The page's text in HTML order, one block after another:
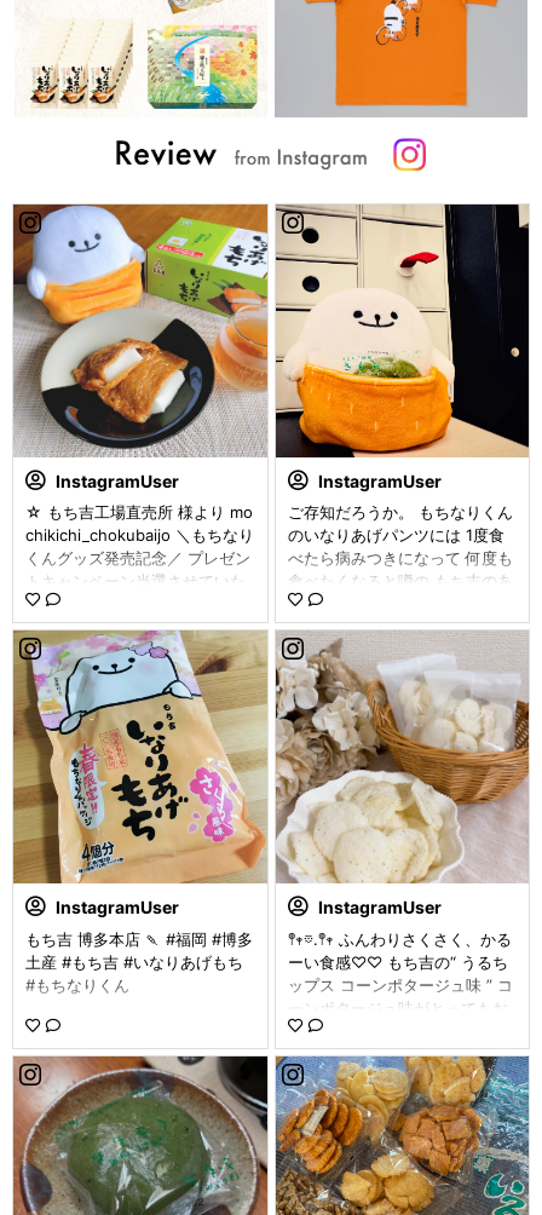
InstagramUser
☆ もち吉工場直売所 様より mo
chikichi_chokubaijo ＼もちなり
くんグッズ発売記念／ プレゼン
トキャンペーン当選させていた
だきました🎁 🔸もちなりくんの
ぬいぐるみ 🔸いなりあげもち(1
箱) もちなりくん可愛いよ🧡 揚
げさん着脱できるよ😆 触り心地
もモチっとしてて気持ちいいよ♪
いなりあげもちは パッケージも
可愛い〜 揚げさんにじゅわ〜っ
と甘じょっぱい味が染み込んで
いて お餅と最高の組み合わせで
美味しかったです😋 いなりあげ
もち大好きでご縁があってとっ
ても嬉しかったです😊🍀 ありが
とうございました✨ ． #もち吉
#いなりあげもち #もちなりくん
InstagramUser
ご存知だろうか。 もちなりくん
のいなりあげパンツには 1度食
べたら病みつきになって 何度も
食べたくなると噂の もち吉のあ
の「くさもち」が ピッタリジャ
ストフィットということを。 ⁡
こういう使い道だったのかーー
ー！（ちがう） ⁡ ちなみに私は
おしりもちなりくんが1番好きな
んですが あまり人気がないと聞
いてしょんぼりしました。 ⁡ い
いの私が推すから。 ⁡ 毎日癒さ
れるもちなりくんなのでした。
草もちは営業Tさんの差し入れ
です感謝🙏✨ ⁡ #もち吉 #もちな
りくん #もち吉の草もち #もち
吉もぐもぐ ⁡
InstagramUser
もち吉 博多本店 🍡 #福岡 #博多
土産 #もち吉 #いなりあげもち
#もちなりくん
InstagramUser
𖤣𖥧𖡼.𖤣𖥧 ふんわりさくさく、かる
ーい食感♡♡ もち吉の“ うるち
ップス コーンポタージュ味 ” コ
ーンポタージュ味がとってもお
いしくて ついつい手が伸びちゃ
う...♡ 濃すぎず薄すぎずな絶妙
な味付け🌽 さくふわ食感がたま
らない.ᐟ.ᐟ やみつきになること
間違いなしだよ🥹 息子もだいす
きで これ！これ！と 次々手を
伸ばしてきました👦🏻🤍 見つか
ると全部食べられちゃう勢いな